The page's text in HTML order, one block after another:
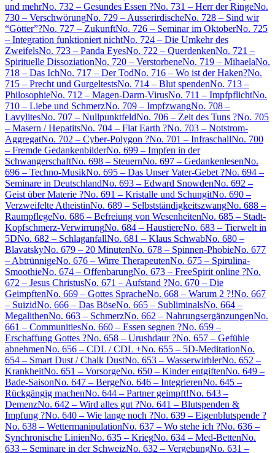
und mehrNo. 732 – Gesundes Essen ?No. 731 – Herr der RingeNo.
730 – VerschwörungNo. 729 – AusserirdischeNo. 728 – Sind wir
“Götter”?No. 727 – ZukunftNo. 726 – Seminar im OktoberNo. 725
– Integration funktioniert nichtNo. 724 – Die Umkehr des
ZweifelsNo. 723 – Panda EyesNo. 722 – QuerdenkenNo. 721 –
Spirituelle DissoziationNo. 720 – VerstorbeneNo. 719 – MihaelaNo.
718 – Das IchNo. 717 – Der TodNo. 716 – Wo ist der Haken?No.
715 – Precht und GurgeltestsNo. 714 – Blut spendenNo. 713 –
PhilosophieNo. 712 – Magen-Darm-VirusNo. 711 – ImpfpflichtNo.
710 – Liebe und SchmerzNo. 709 – ImpfzwangNo. 708 –
LavylitesNo. 707 – NullpunktfeldNo. 706 – Zeit des Tuns ?No. 705
– Masern / HepatitsNo. 704 – Flat Earth ?No. 703 – Notstrom-
AggregatNo. 702 – Cyber-Polygon ?No. 701 – InfraschallNo. 700
– Fremde GedankenbilderNo. 699 – Impfen in der
SchwangerschaftNo. 698 – SteuernNo. 697 – GedankenlesenNo.
696 – Techno-MusikNo. 695 – Das Unser Vater-Gebet ?No. 694 –
Seminare in DeutschlandNo. 693 – Edward SnowdenNo. 692 –
Geist über Materie ?No. 691 – Kristalle und SchungitNo. 690 –
Verzweifelte AtheistinNo. 689 – SelbstständigkeitszwangNo. 688 –
RaumpflegeNo. 686 – Befreiung von WesenheitenNo. 685 – Stadt-
Kopfschmerz-VerwirrungNo. 684 – HaustiereNo. 683 – Tierwelt in
5DNo. 682 – SchlaganfallNo. 681 – Klaus SchwabNo. 680 –
BlavatskyNo. 679 – 20 MinutenNo. 678 – Spinnen-PhobieNo. 677
– AbtrünnigeNo. 676 – Wirre TherapeutenNo. 675 – Spirulina-
SmoothieNo. 674 – OffenbarungNo. 673 – FreeSpirit online ?No.
672 – Jesus ChristusNo. 671 – Aufstand ?No. 670 – Die
GeimpftenNo. 669 – Gottes SpracheNo. 668 – Warum 2 ?!No. 667
– SuizidNo. 666 – Das BöseNo. 665 – SubliminalsNo. 664 –
MegalithenNo. 663 – SchmerzNo. 662 – NahrungsergänzungenNo.
661 – CommunitiesNo. 660 – Essen segnen ?No. 659 –
Erschaffung Gottes ?No. 658 – Urushdaur ?No. 657 – Gefühle
abnehmenNo. 656 – CDL / CDL +No. 655 – 5D-MeditationNo.
654 – Smart Dust / Chalk DustNo. 653 – WasserwirblerNo. 652 –
KrankheitNo. 651 – VorsorgeNo. 650 – Kinder entgiftenNo. 649 –
Bade-SaisonNo. 647 – BergeNo. 646 – IntegrierenNo. 645 –
Rückgängig machenNo. 644 – Partner geimpft!No. 643 –
DemenzNo. 642 – Wird alles gut ?No. 641 – Blutspenden &
Impfung ?No. 640 – Wie lange noch ?No. 639 – Eigenblutspende ?
No. 638 – WettermanipulationNo. 637 – Wo stehe ich ?No. 636 –
Synchronische LinienNo. 635 – KriegNo. 634 – Med-BettenNo.
633 – Seminare in der SchweizNo. 632 – VergebungNo. 631 –